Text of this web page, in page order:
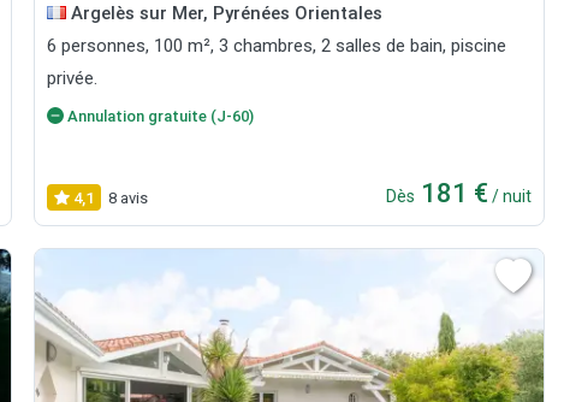
Argelès sur Mer, Pyrénées Orientales
6 personnes, 100 m², 3 chambres, 2 salles de bain, piscine
privée.
Annulation gratuite (J-60)
4,1 8 avis Dès 181 € / nuit